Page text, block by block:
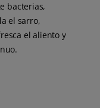
bacterias,
el sarro,
el aliento y